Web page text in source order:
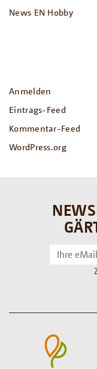
News EN Hobby
Anmelden
Eintrags-Feed
Kommentar-Feed
WordPress.org